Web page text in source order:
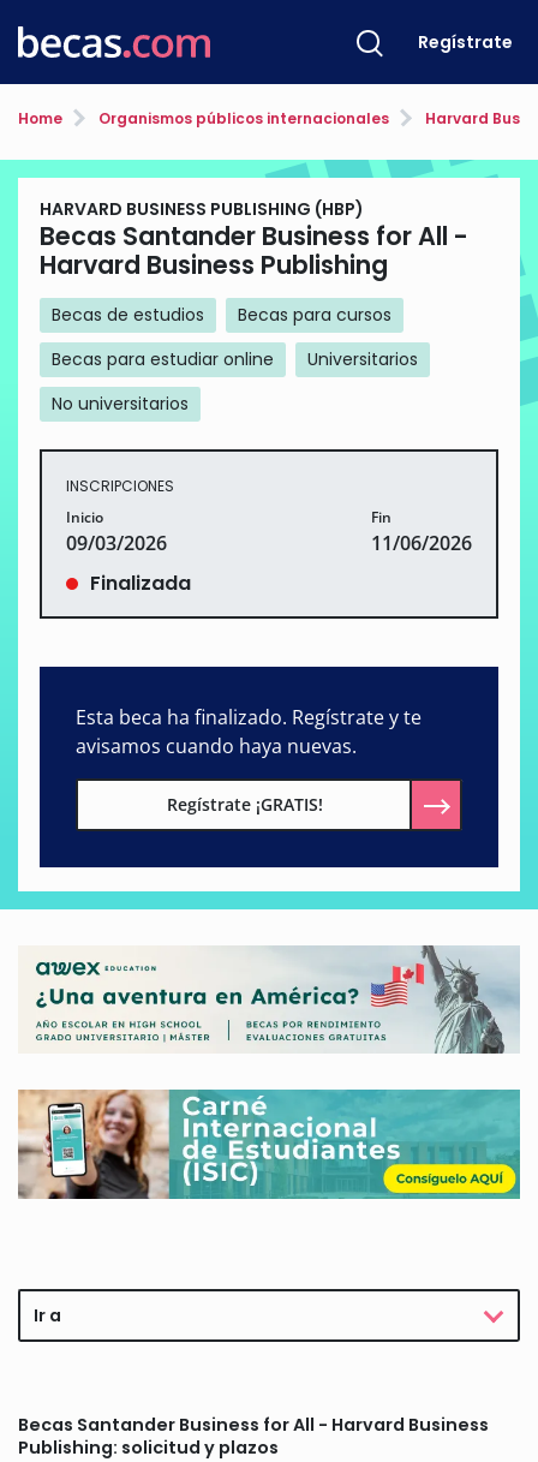
Regístrate
Home Organismos públicos internacionales Harvard
HARVARD BUSINESS PUBLISHING (HBP)
Becas Santander Business for All -
Harvard Business Publishing
Becas de estudios
Becas para cursos
Becas para estudiar online
Universitarios
No universitarios
INSCRIPCIONES
Inicio
09/03/2026
Fin
11/06/2026
Finalizada
Esta beca ha finalizado. Regístrate y te
avisamos cuando haya nuevas.
Regístrate ¡GRATIS!
Ir a
Becas Santander Business for All - Harvard Business
Publishing: solicitud y plazos